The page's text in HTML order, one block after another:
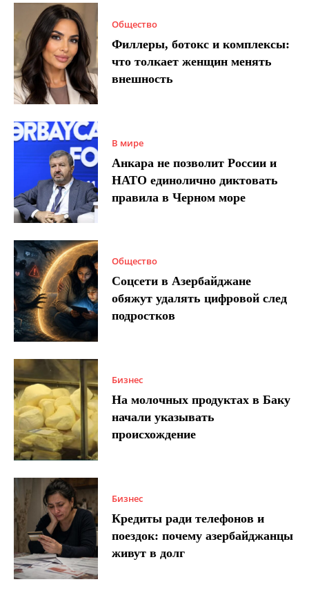
Общество
Филлеры, ботокс и комплексы:
что толкает женщин менять
внешность
В мире
Анкара не позволит России и
НАТО единолично диктовать
правила в Черном море
Общество
Соцсети в Азербайджане
обяжут удалять цифровой след
подростков
Бизнес
На молочных продуктах в Баку
начали указывать
происхождение
Бизнес
Кредиты ради телефонов и
поездок: почему азербайджанцы
живут в долг